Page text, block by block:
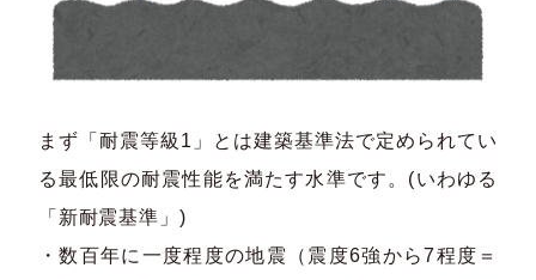
まず「耐震等級1」とは建築基準法で定められてい
る最低限の耐震性能を満たす水準です。(いわゆる
「新耐震基準」)
・数百年に一度程度の地震（震度6強から7程度＝